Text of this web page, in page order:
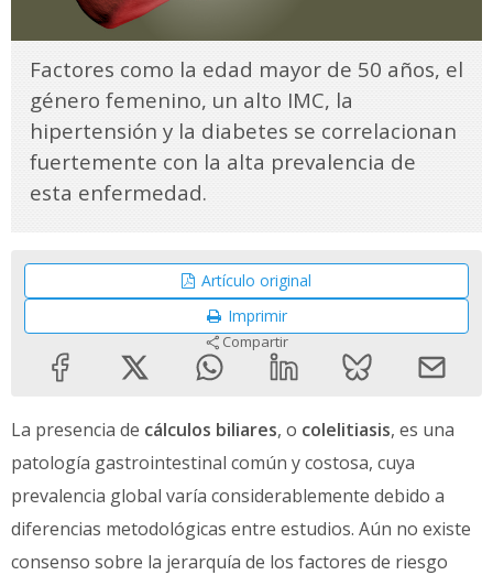
Factores como la edad mayor de 50 años, el
género femenino, un alto IMC, la
hipertensión y la diabetes se correlacionan
fuertemente con la alta prevalencia de
esta enfermedad.
Artículo original
Imprimir
Compartir
La presencia de cálculos biliares, o colelitiasis, es una
patología gastrointestinal común y costosa, cuya
prevalencia global varía considerablemente debido a
diferencias metodológicas entre estudios. Aún no existe
consenso sobre la jerarquía de los factores de riesgo